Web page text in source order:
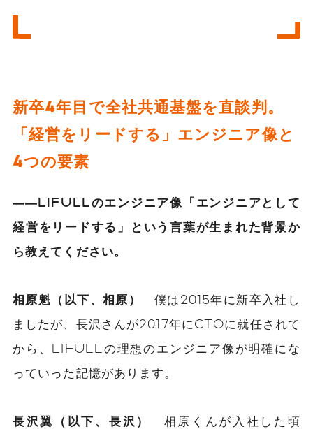
新卒4年目で全社共通基盤を直談判。
「経営をリードする」エンジニア像と
4つの要素
――LIFULLのエンジニア像「エンジニアとして
経営をリードする」という言葉が生まれた背景か
ら教えてください。
相原魁（以下、相原） 僕は2015年に新卒入社し
ましたが、長沢さんが2017年にCTOに就任されて
から、LIFULLの理想のエンジニア像が明確にな
っていった記憶があります。
長沢翼（以下、長沢） 相原くんが入社した頃